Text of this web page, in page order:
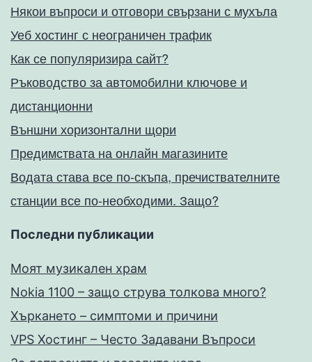
Някои въпроси и отговори свързани с мухъла
Уеб хостинг с неограничен трафик
Как се популяризира сайт?
Ръководство за автомобилни ключове и
дистанционни
Външни хоризонтални щори
Предимствата на онлайн магазините
Водата става все по-скъпа, пречиствателните
станции все по-необходими. Защо?
Последни публикации
Моят музикален храм
Nokia 1100 – защо струва толкова много?
Хъркането – симптоми и причини
VPS Хостинг – Често Задавани Въпроси